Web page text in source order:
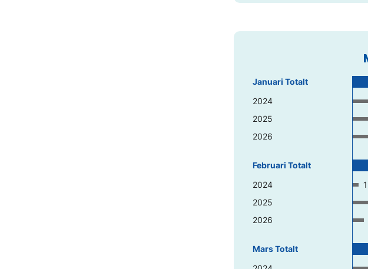
Januari Totalt
2024
2025
2026
Februari Totalt
2024
2025
2026
Mars Totalt
1